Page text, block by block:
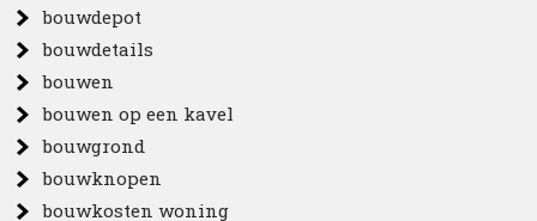
bouwdepot
bouwdetails
bouwen
bouwen op een kavel
bouwgrond
bouwknopen
bouwkosten woning